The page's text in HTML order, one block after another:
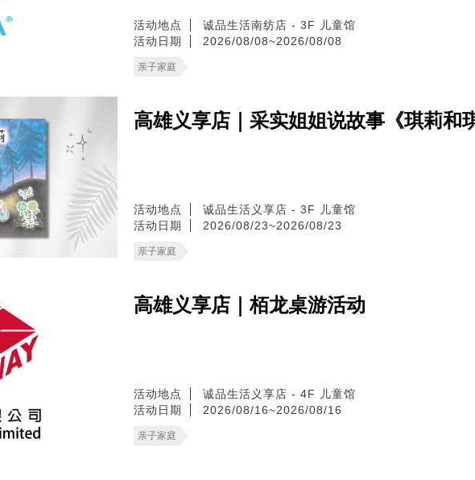
活动地点
诚品生活南纺店 - 3F 儿童馆
活动日期
2026/08/08~2026/08/08
亲子家庭
高雄义享店｜采实姐姐说故事《琪莉和
活动地点
诚品生活义享店 - 3F 儿童馆
活动日期
2026/08/23~2026/08/23
亲子家庭
高雄义享店｜栢龙桌游活动
活动地点
诚品生活义享店 - 4F 儿童馆
活动日期
2026/08/16~2026/08/16
亲子家庭